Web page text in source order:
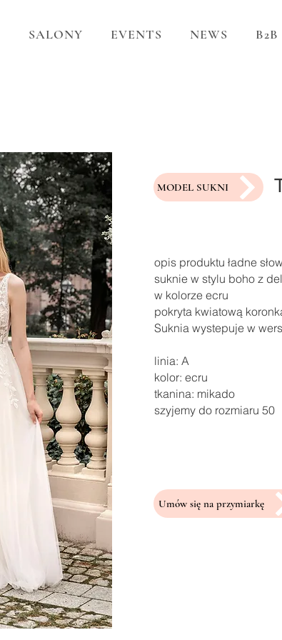
SALONY EVENTS NEWS
MODEL SUKNI
opis produktu ładne
suknie w stylu boho z
w kolorze ecru
pokryta kwiatową
Suknia wystepuje w
linia: A
kolor: ecru
tkanina: mikado
szyjemy do rozmiaru 50
Umów się na przymiarkę